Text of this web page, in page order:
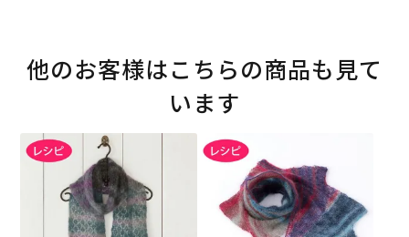
他のお客様はこちらの商品も見て
います